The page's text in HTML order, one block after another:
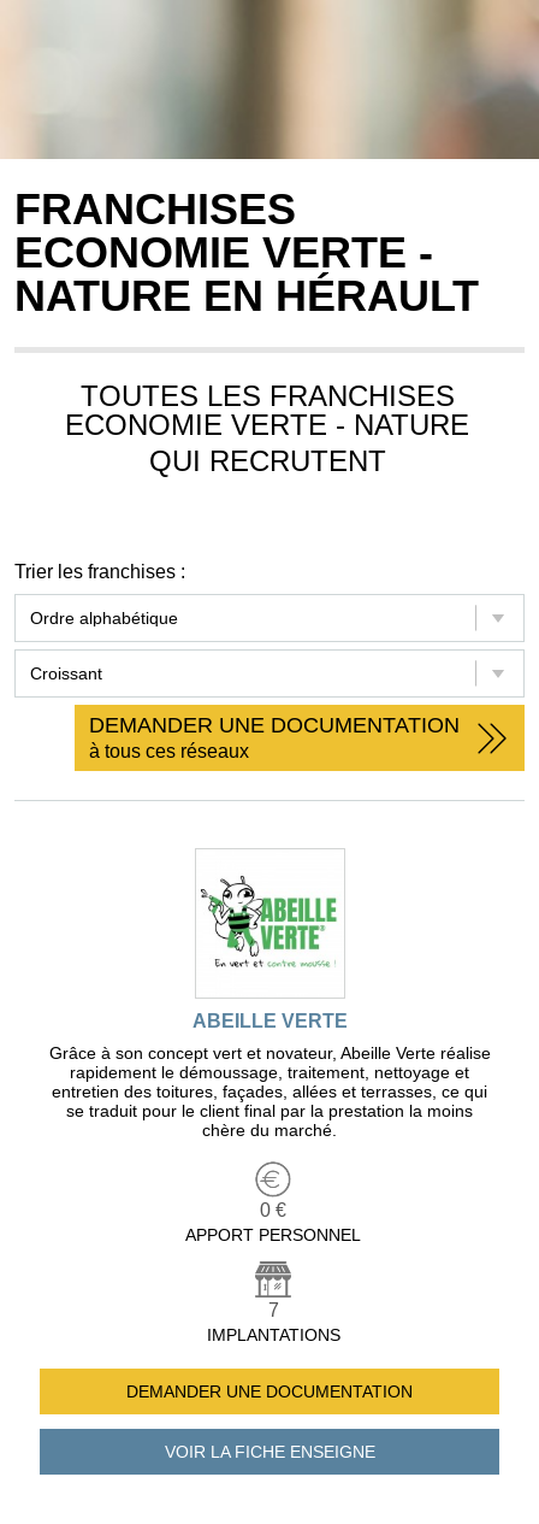
FRANCHISES
ECONOMIE VERTE -
NATURE EN HÉRAULT
TOUTES LES FRANCHISES
ECONOMIE VERTE - NATURE
QUI RECRUTENT
Trier les franchises :
DEMANDER UNE DOCUMENTATION
à tous ces réseaux
ABEILLE VERTE
Grâce à son concept vert et novateur, Abeille Verte réalise
rapidement le démoussage, traitement, nettoyage et
entretien des toitures, façades, allées et terrasses, ce qui
se traduit pour le client final par la prestation la moins
chère du marché.
0 €
APPORT PERSONNEL
7
IMPLANTATIONS
DEMANDER UNE DOCUMENTATION
VOIR LA FICHEENSEIGNE